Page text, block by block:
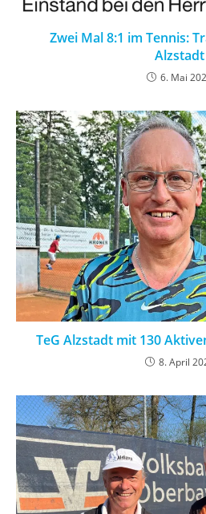
Zwei Mal 8:1 im Tennis:
Alzstadt
6. Mai
TeG Alzstadt mit 130
8. April